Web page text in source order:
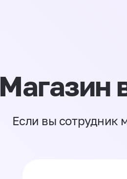
Магазин
Если вы сотрудник